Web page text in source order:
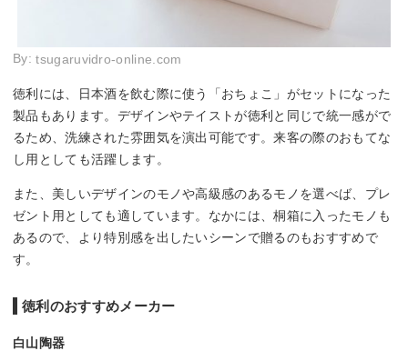
By:tsugaruvidro-online.com
徳利には、日本酒を飲む際に使う「おちょこ」がセットになった
製品もあります。デザインやテイストが徳利と同じで統一感がで
るため、洗練された雰囲気を演出可能です。来客の際のおもてな
し用としても活躍します。
また、美しいデザインのモノや高級感のあるモノを選べば、プレ
ゼント用としても適しています。なかには、桐箱に入ったモノも
あるので、より特別感を出したいシーンで贈るのもおすすめで
す。
徳利のおすすめメーカー
白山陶器